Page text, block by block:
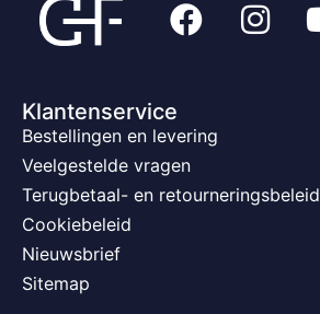
Klantenservice
Bestellingen en levering
Veelgestelde vragen
Terugbetaal- en retourneringsbeleid
Cookiebeleid
Nieuwsbrief
Sitemap